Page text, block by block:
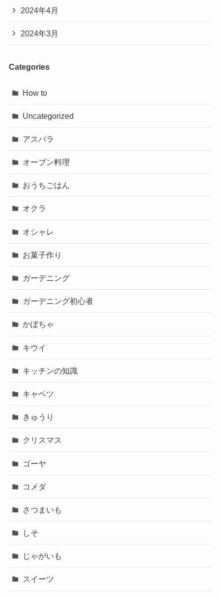
2024年4月
2024年3月
Categories
How to
Uncategorized
アスパラ
オーブン料理
おうちごはん
オクラ
オシャレ
お菓子作り
ガーデニング
ガーデニング初心者
かぼちゃ
キウイ
キッチンの知識
キャベツ
きゅうり
クリスマス
ゴーヤ
コメダ
さつまいも
しそ
じゃがいも
スイーツ